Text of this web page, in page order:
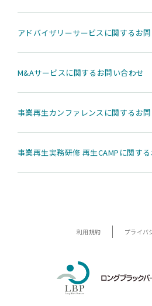
アドバイザリーサービスに関するお
M&Aサービスに関するお問い合わせ
事業再生カンファレンスに関するお
事業再生実務研修 再生CAMPに関す
利用規約 プライバ